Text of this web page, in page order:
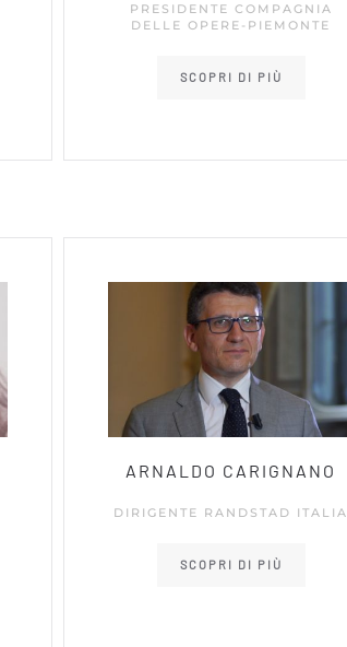
PRESIDENTE COMPAGNIA
DELLE OPERE-PIEMONTE
SCOPRI DI PIÙ
ARNALDO CARIGNANO
DIRIGENTE RANDSTAD ITALIA
SCOPRI DI PIÙ